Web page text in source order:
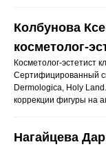
Колбунова
косметолог-
Косметолог-эстетист
Сертифицированный
Dermologica, Holy
коррекции фигуры на
Нагайцева